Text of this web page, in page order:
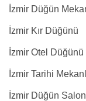
İzmir Düğün
İzmir Kır Düğünü
İzmir Otel Düğünü
İzmir Tarihi
İzmir Düğün